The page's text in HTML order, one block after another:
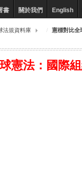
書 關於我們 English
法規資料庫 憲標對比全
憲法：國際